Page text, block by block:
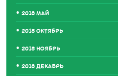
2018 МАЙ
2018 ОКТЯБРЬ
2018 НОЯБРЬ
2018 ДЕКАБРЬ